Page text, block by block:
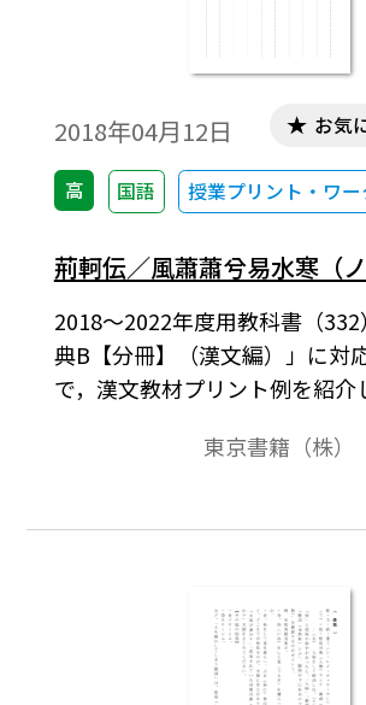
2018年04月12日
高 国語 授業プリント・ワー
お気
荊軻伝／風蕭蕭兮易水寒（ノ
2018～2022年度用教科書（
典B【分冊】（漢文編）」に対
で，漢文教材プリント例を紹介
東京書籍（株